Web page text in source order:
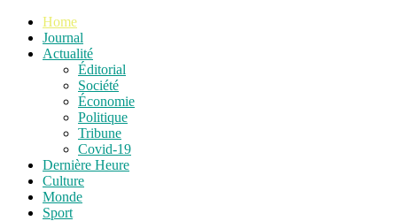
Home
Journal
Actualité
Éditorial
Société
Économie
Politique
Tribune
Covid-19
Dernière Heure
Culture
Monde
Sport